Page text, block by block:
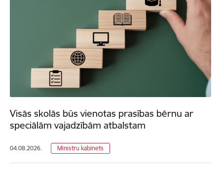
Visās skolās būs vienotas prasības bērnu ar
speciālām vajadzībām atbalstam
04.08.2026. Ministru kabinets